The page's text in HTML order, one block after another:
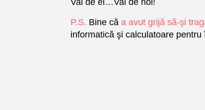
Vai de el…Vai de noi!
P.S. Bine că a avut grijă să-şi
informatică şi calculatoare